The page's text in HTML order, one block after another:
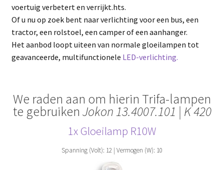
voertuig verbetert en verrijkt.hts.
Of u nu op zoek bent naar verlichting voor een bus, een
tractor, een rolstoel, een camper of een aanhanger.
Het aanbod loopt uiteen van normale gloeilampen tot
geavanceerde, multifunctionele LED-verlichting.
We raden aan om hierin Trifa-lampen
te gebruiken Jokon 13.4007.101 | K 420
1x Gloeilamp R10W
Spanning (Volt): 12 | Vermogen (W): 10